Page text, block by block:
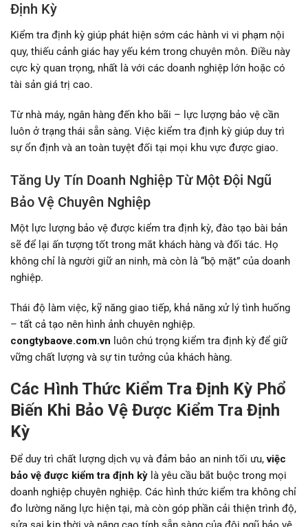
Định Kỳ
Kiểm tra định kỳ giúp phát hiện sớm các hành vi vi phạm nội
quy, thiếu cảnh giác hay yếu kém trong chuyên môn. Điều này
cực kỳ quan trọng, nhất là với các doanh nghiệp lớn hoặc có
tài sản giá trị cao.
Từ nhà máy, ngân hàng đến kho bãi – lực lượng bảo vệ cần
luôn ở trạng thái sẵn sàng. Việc kiểm tra định kỳ giúp duy trì
sự ổn định và an toàn tuyệt đối tại mọi khu vực được giao.
Tăng Uy Tín Doanh Nghiệp Từ Một Đội Ngũ
Bảo Vệ Chuyên Nghiệp
Một lực lượng bảo vệ được kiểm tra định kỳ, đào tạo bài bản
sẽ để lại ấn tượng tốt trong mắt khách hàng và đối tác. Họ
không chỉ là người giữ an ninh, mà còn là “bộ mặt” của doanh
nghiệp.
Thái độ làm việc, kỹ năng giao tiếp, khả năng xử lý tình huống
– tất cả tạo nên hình ảnh chuyên nghiệp.
congtybaove.com.vn luôn chú trọng kiểm tra định kỳ để giữ
vững chất lượng và sự tin tưởng của khách hàng.
Các Hình Thức Kiểm Tra Định Kỳ Phổ
Biến Khi Bảo Vệ Được Kiểm Tra Định
Kỳ
Để duy trì chất lượng dịch vụ và đảm bảo an ninh tối ưu,việc
bảo vệ được kiểm tra định kỳ là yêu cầu bắt buộc trong mọi
doanh nghiệp chuyên nghiệp. Các hình thức kiểm tra không chỉ
đo lường năng lực hiện tại, mà còn góp phần cải thiện trình độ,